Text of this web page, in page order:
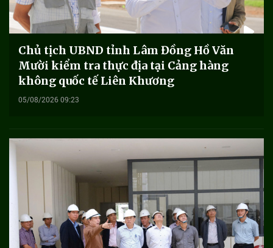
Chủ tịch UBND tỉnh Lâm Đồng Hồ Văn
Mười kiểm tra thực địa tại Cảng hàng
không quốc tế Liên Khương
05/08/2026 09:23